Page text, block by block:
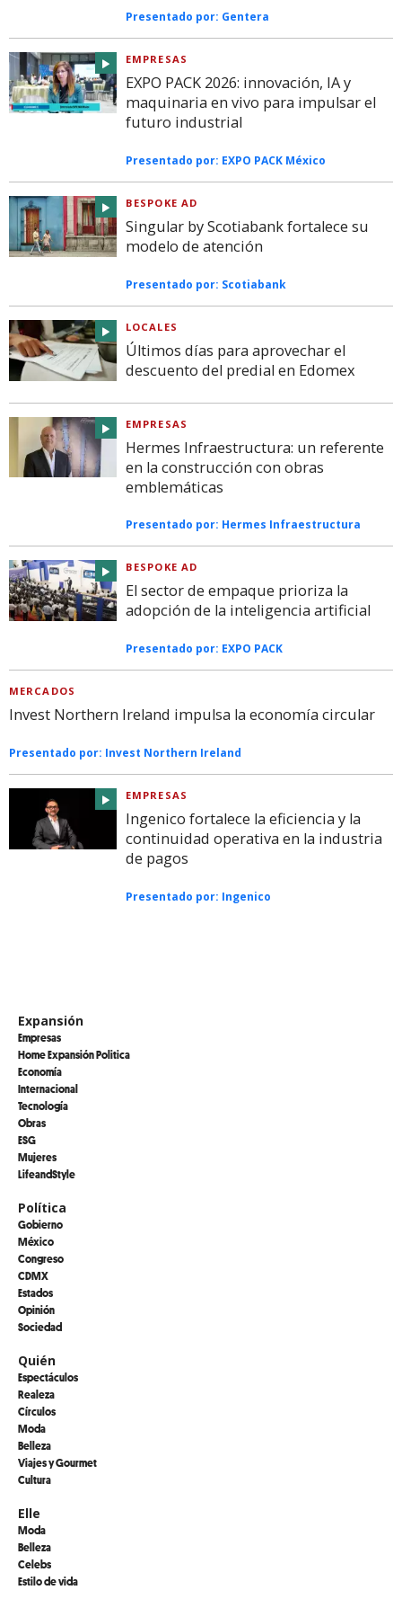
Presentado por: Gentera
EMPRESAS
EXPO PACK 2026: innovación, IA y
maquinaria en vivo para impulsar el
futuro industrial
Presentado por: EXPO PACK México
BESPOKE AD
Singular by Scotiabank fortalece su
modelo de atención
Presentado por: Scotiabank
LOCALES
Últimos días para aprovechar el
descuento del predial en Edomex
EMPRESAS
Hermes Infraestructura: un referente
en la construcción con obras
emblemáticas
Presentado por: Hermes Infraestructura
BESPOKE AD
El sector de empaque prioriza la
adopción de la inteligencia artificial
Presentado por: EXPO PACK
MERCADOS
Invest Northern Ireland impulsa la economía circular
Presentado por: Invest Northern Ireland
EMPRESAS
Ingenico fortalece la eficiencia y la
continuidad operativa en la industria
de pagos
Presentado por: Ingenico
Expansión
Empresas
Home Expansión Politica
Economía
Internacional
Tecnología
Obras
ESG
Mujeres
LifeandStyle
Política
Gobierno
México
Congreso
CDMX
Estados
Opinión
Sociedad
Quién
Espectáculos
Realeza
Círculos
Moda
Belleza
Viajes y Gourmet
Cultura
Elle
Moda
Belleza
Celebs
Estilo de vida